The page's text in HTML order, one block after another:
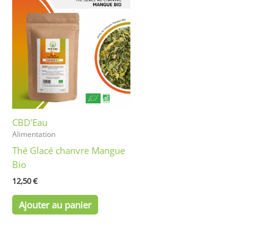
CBD'Eau
Alimentation
Thé Glacé chanvre Mangue
Bio
12,50€
Ajouter au panier